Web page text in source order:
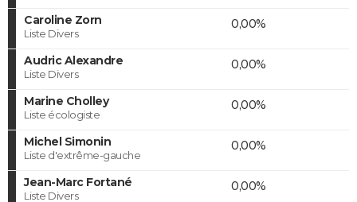
Caroline Zorn
Liste Divers
0,00%
Audric Alexandre
Liste Divers
0,00%
Marine Cholley
Liste écologiste
0,00%
Michel Simonin
Liste d'extrême-gauche
0,00%
Jean-Marc Fortané
Liste Divers
0,00%